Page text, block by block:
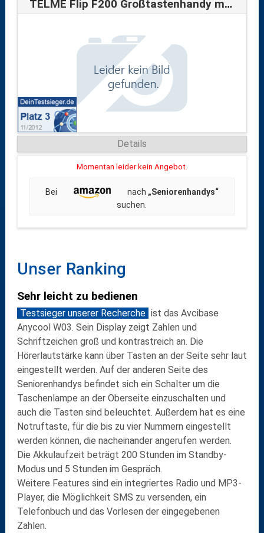
TELME Flip F200 Großtastenhandy mit not…
Details
Momentan leider kein Angebot.
Bei nach „Seniorenhandys“
suchen.
Unser Ranking
Sehr leicht zu bedienen
Testsieger unserer Recherche ist das Avcibase
Anycool W03. Sein Display zeigt Zahlen und
Schriftzeichen groß und kontrastreich an. Die
Hörerlautstärke kann über Tasten an der Seite sehr laut
eingestellt werden. Auf der anderen Seite des
Seniorenhandys befindet sich ein Schalter um die
Taschenlampe an der Oberseite einzuschalten und
auch die Tasten sind beleuchtet. Außerdem hat es eine
Notruftaste, für die bis zu vier Nummern eingestellt
werden können, die nacheinander angerufen werden.
Die Akkulaufzeit beträgt 200 Stunden im Standby-
Modus und 5 Stunden im Gespräch.
Weitere Features sind ein integriertes Radio und MP3-
Player, die Möglichkeit SMS zu versenden, ein
Telefonbuch und das Vorlesen der eingegebenen
Zahlen.